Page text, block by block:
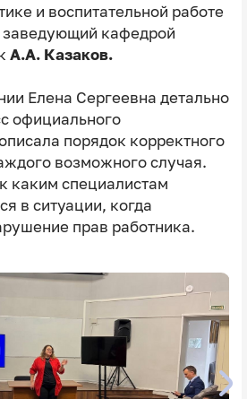
и воспитательной работе
кафедрой
А.А. Казаков.
Елена Сергеевна детально
официального
порядок корректного
возможного случая.
каким специалистам
в ситуации, когда
прав работника.